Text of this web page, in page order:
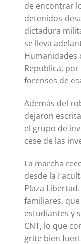
de encontrar
detenidos-
dictadura
se lleva
Humanidades
Republica,
forenses de
Además del
dejaron
el grupo de
cese de las
La marcha
desde la
Plaza
familiares,
estudiantes y
CNT, lo que
grite bien